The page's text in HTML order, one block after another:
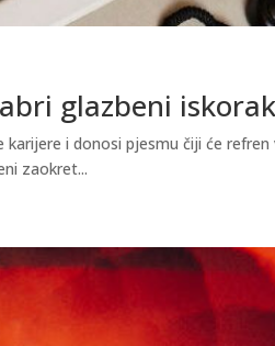
glazbeni
i donosi pjesmu čiji će
zaokret...